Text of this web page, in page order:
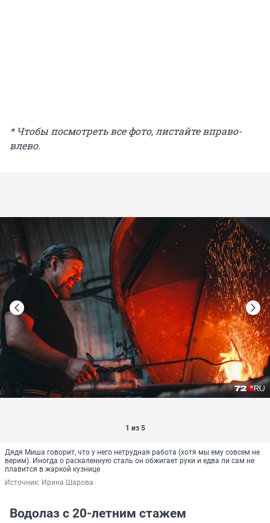
* Чтобы посмотреть все фото, листайте вправо-
влево.
1 из 5
Дядя Миша говорит, что у него нетрудная работа (хотя мы ему совсем не
верим). Иногда о раскаленную сталь он обжигает руки и едва ли сам не
плавится в жаркой кузнице
Источник: Ирина Шарова
Водолаз с 20-летним стажем